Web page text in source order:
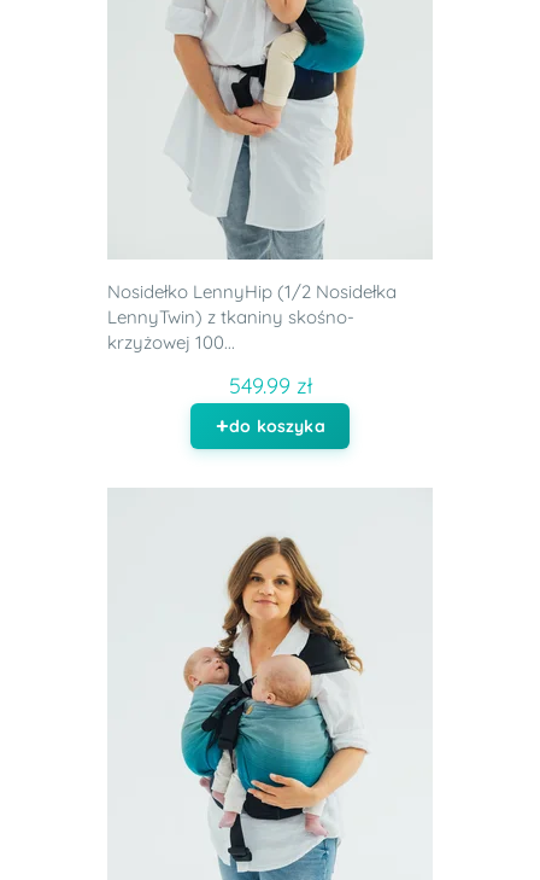
Nosidełko LennyHip (1/2 Nosidełka
LennyTwin) z tkaniny skośno-
krzyżowej 100...
549.99 zł
do koszyka